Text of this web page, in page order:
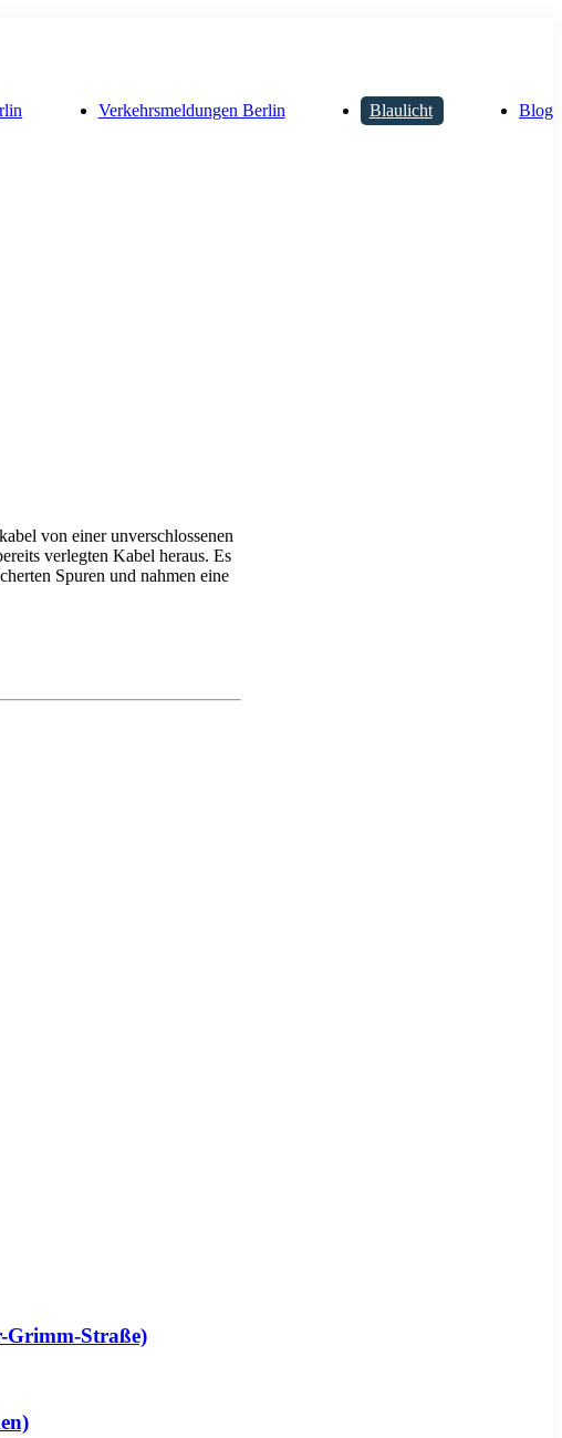
Verkehrsmeldungen Berlin Blaulicht Blog
von einer unverschlossenen
verlegten Kabel heraus. Es
Spuren und nahmen eine
Grimm-Straße)